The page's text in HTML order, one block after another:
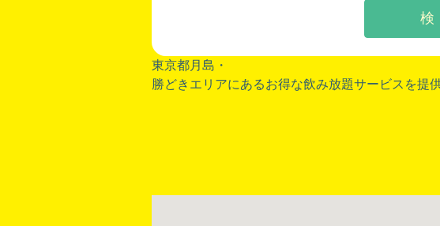
検
東京都月島・
勝どきエリアにあるお得な飲み放題サービスを提